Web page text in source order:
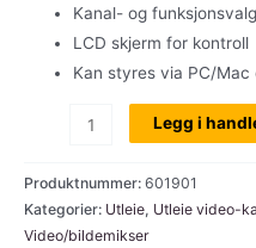
Kanal- og
LCD skjerm for kontroll
Kan styres via PC/
Television
studio
HD
Legg i
Produktnummer: 601901
Kategorier: Utleie, Utleie video-
Video/bildemikser